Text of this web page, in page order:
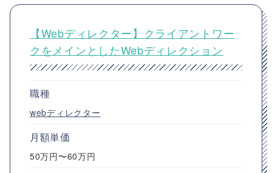
【Webディレクター】クライアントワー
クをメインとしたWebディレクション
職種
webディレクター
月額単価
50万円〜60万円